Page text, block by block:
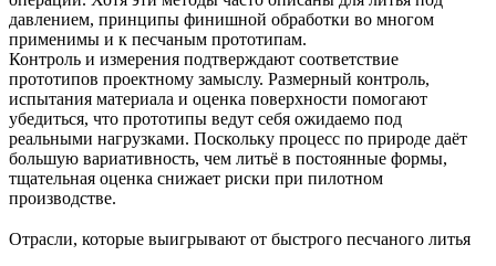
давлением, принципы финишной обработки во многом
применимы и к песчаным прототипам.
Контроль и измерения подтверждают соответствие
прототипов проектному замыслу. Размерный контроль,
испытания материала и оценка поверхности помогают
убедиться, что прототипы ведут себя ожидаемо под
реальными нагрузками. Поскольку процесс по природе даёт
большую вариативность, чем литьё в постоянные формы,
тщательная оценка снижает риски при пилотном
производстве.
Отрасли, которые выигрывают от быстрого песчаного литья